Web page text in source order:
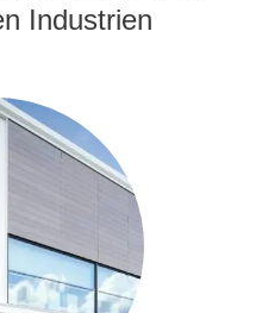
Industrien